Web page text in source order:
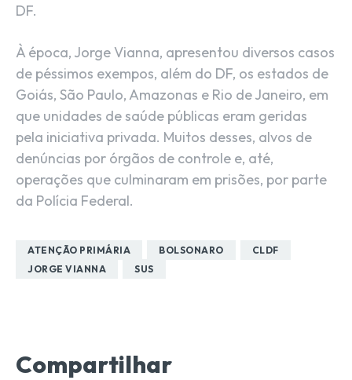
DF.
À época, Jorge Vianna, apresentou diversos casos
de péssimos exempos, além do DF, os estados de
Goiás, São Paulo, Amazonas e Rio de Janeiro, em
que unidades de saúde públicas eram geridas
pela iniciativa privada. Muitos desses, alvos de
denúncias por órgãos de controle e, até,
operações que culminaram em prisões, por parte
da Polícia Federal.
ATENÇÃO PRIMÁRIA BOLSONARO
CLDF
JORGE VIANNA
SUS
Compartilhar